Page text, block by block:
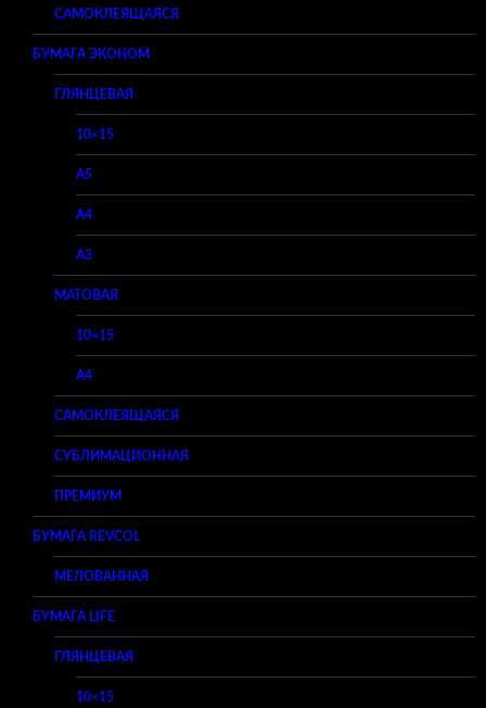
САМОКЛЕЯЩАЯСЯ
БУМАГА ЭКОНОМ
ГЛЯНЦЕВАЯ
10×15
A5
A4
A3
МАТОВАЯ
10×15
A4
САМОКЛЕЯЩАЯСЯ
СУБЛИМАЦИОННАЯ
ПРЕМИУМ
БУМАГА REVCOL
МЕЛОВАННАЯ
БУМАГА LIFE
ГЛЯНЦЕВАЯ
10×15